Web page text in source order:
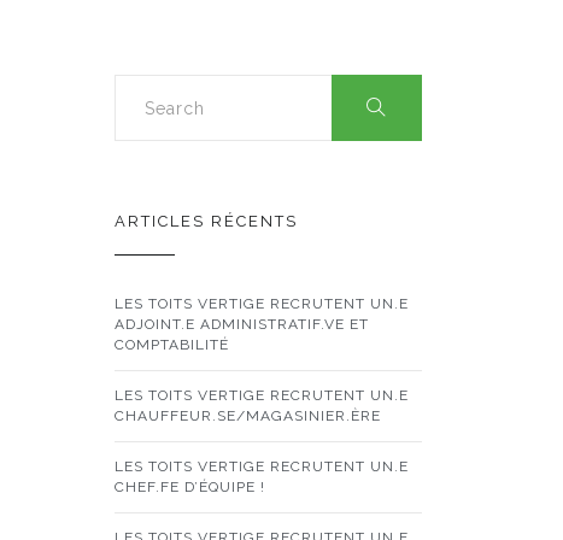
ARTICLES RÉCENTS
LES TOITS VERTIGE RECRUTENT UN.E
ADJOINT.E ADMINISTRATIF.VE ET
COMPTABILITÉ
LES TOITS VERTIGE RECRUTENT UN.E
CHAUFFEUR.SE/MAGASINIER.ÈRE
LES TOITS VERTIGE RECRUTENT UN.E
CHEF.FE D’ÉQUIPE !